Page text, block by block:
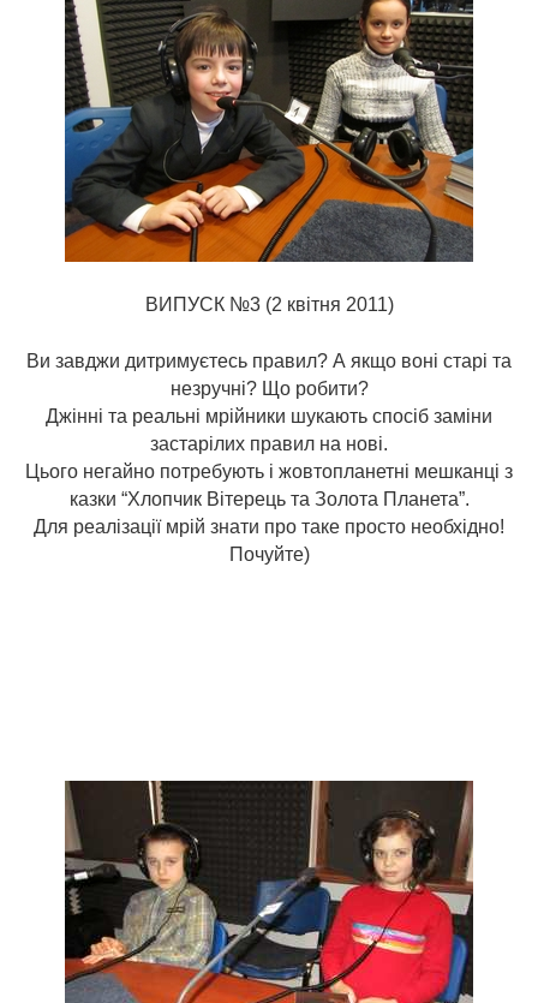
ВИПУСК №3 (2 квітня 2011)
Ви завджи дитримуєтесь правил? А якщо воні старі та
незручні? Що робити?
Джінні та реальні мрійники шукають спосіб заміни
застарілих правил на нові.
Цього негайно потребують і жовтопланетні мешканці з
казки “Хлопчик Вітерець та Золота Планета”.
Для реалізації мрій знати про таке просто необхідно!
Почуйте)